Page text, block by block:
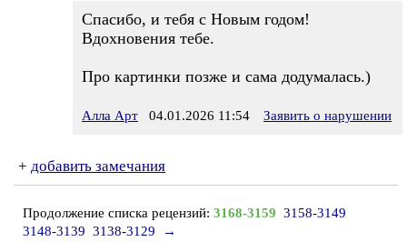
Спасибо, и тебя с Новым годом!
Вдохновения тебе.
Про картинки позже и сама додумалась.)
Алла Арт 04.01.2026 11:54 Заявить о нарушении
+ добавить замечания
Продолжение списка рецензий: 3168-3159 3158-3149
3148-3139 3138-3129 →